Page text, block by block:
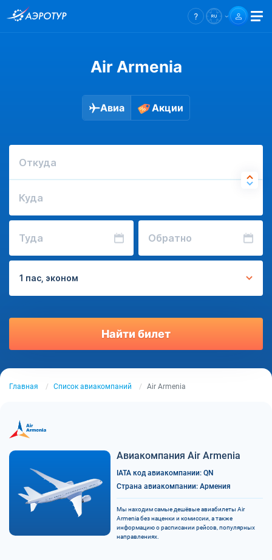
Air Armenia
Авиа Акции
Откуда
Куда
Туда Обратно
1 пас, эконом
Найти билет
Главная Список авиакомпаний Air Armenia
Авиакомпания Air Armenia
IATA код авиакомпании: QN
Страна авиакомпании: Армения
Мы находим самые дешёвые авиабилеты Air
Armenia без наценки и комиссии, а также
информацию о расписании рейсов, популярных
направлениях.